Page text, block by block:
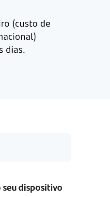
(custo de
dias.
seu dispositivo